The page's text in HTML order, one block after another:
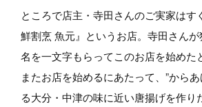
ところで店主・寺田さんのご実家はす
鮮割烹 魚元』というお店。寺田さん
名を一文字もらってこのお店を始めた
またお店を始めるにあたって、”から
る大分・中津の味に近い唐揚げを作り